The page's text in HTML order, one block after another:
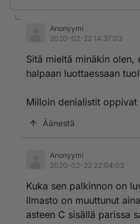
Anonyymi
2020-02-22 14:37:03
Sitä mieltä minäkin olen,
halpaan luottaessaan
Milloin denialistit oppivat
Äänestä
Anonyymi
2020-02-22 22:04:03
Kuka sen palkinnon on
Ilmasto on muuttunut
asteen C sisällä parissa